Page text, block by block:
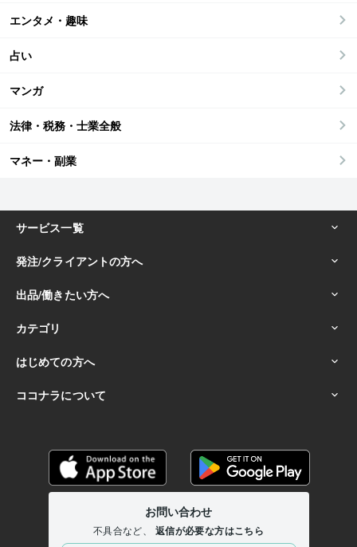
エンタメ・趣味
占い
マンガ
法律・税務・士業全般
マネー・副業